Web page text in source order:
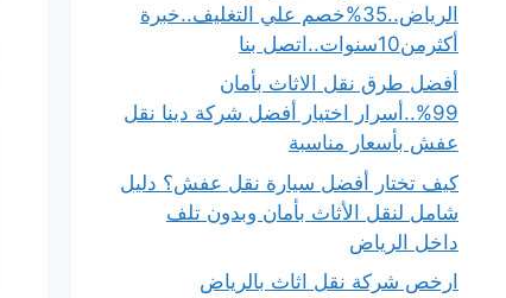
الرياض..35%خصم علي التغليف..خبرة
أكثرمن10سنوات..اتصل بنا
أفضل طرق نقل الاثاث بأمان
99%..أسرار اختيار أفضل شركة دينا نقل
عفش بأسعار مناسبة
كيف تختار أفضل سيارة نقل عفش؟ دليل
شامل لنقل الأثاث بأمان وبدون تلف
داخل الرياض
ارخص شركة نقل اثاث بالرياض